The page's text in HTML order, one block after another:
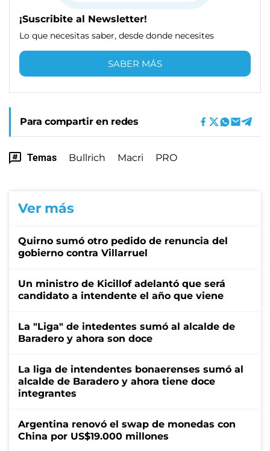
¡Suscribite al Newsletter!
Lo que necesitas saber, desde donde necesites
SABER MÁS
Para compartir en redes
Temas Bullrich Macri PRO
Ver más
Quirno sumó otro pedido de renuncia del
gobierno contra Villarruel
Un ministro de Kicillof adelantó que será
candidato a intendente el año que viene
La "Liga" de intedentes sumó al alcalde de
Baradero y ahora son doce
La liga de intendentes bonaerenses sumó al
alcalde de Baradero y ahora tiene doce
integrantes
Argentina renovó el swap de monedas con
China por US$19.000 millones